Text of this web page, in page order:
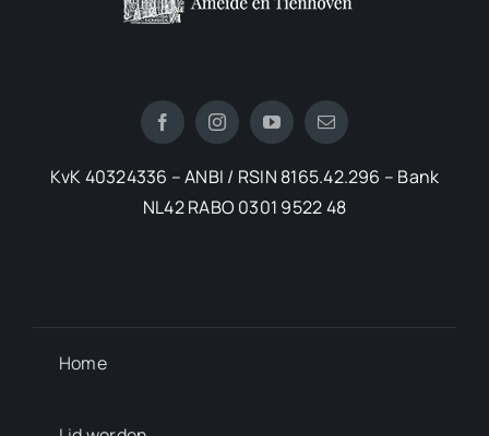
KvK 40324336 – ANBI / RSIN 8165.42.296 – Bank
NL42 RABO 0301 9522 48
Home